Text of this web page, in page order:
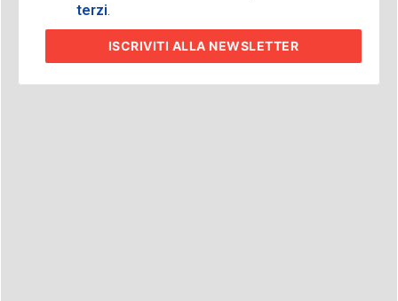
terzi.
ISCRIVITI ALLA NEWSLETTER